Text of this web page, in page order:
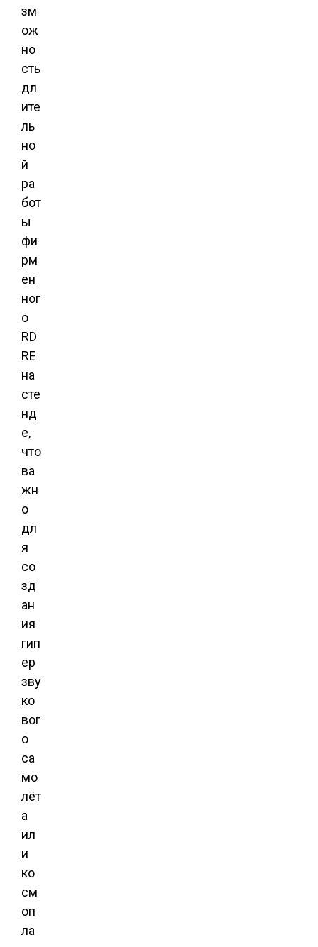
зм
ож
но
сть
дл
ите
ль
но
й
ра
бот
ы
фи
рм
ен
ног
о
RD
RE
на
сте
нд
е,
что
ва
жн
о
дл
я
со
зд
ан
ия
гип
ер
зву
ко
вог
о
са
мо
лёт
а
ил
и
ко
см
оп
ла